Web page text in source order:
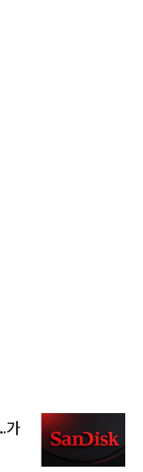
가